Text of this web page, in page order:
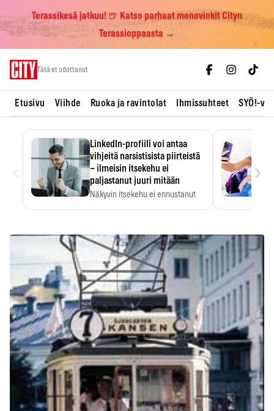
Terassikesä jatkuu! 🍺 Katso parhaat menovinkit Cityn
Terassioppaasta →
Tätä et odottanut
Etusivu Viihde Ruoka ja ravintolat Ihmissuhteet SYÖ!-
LinkedIn-profiili voi antaa
vihjeitä narsistisista piirteistä
– ilmeisin itsekehu ei
paljastanut juuri mitään
Näkyvin itsekehu ei ennustanut
›